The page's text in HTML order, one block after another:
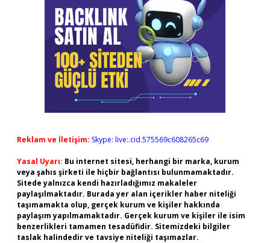
Reklam ve İletişim: Skype: live:.cid.575569c608265c69
Yasal Uyarı: Bu internet sitesi, herhangi bir marka, kurum
veya şahıs şirketi ile hiçbir bağlantısı bulunmamaktadır.
Sitede yalnızca kendi hazırladığımız makaleler
paylaşılmaktadır. Burada yer alan içerikler haber niteliği
taşımamakta olup, gerçek kurum ve kişiler hakkında
paylaşım yapılmamaktadır. Gerçek kurum ve kişiler ile isim
benzerlikleri tamamen tesadüfidir. Sitemizdeki bilgiler
taslak halindedir ve tavsiye niteliği taşımazlar.